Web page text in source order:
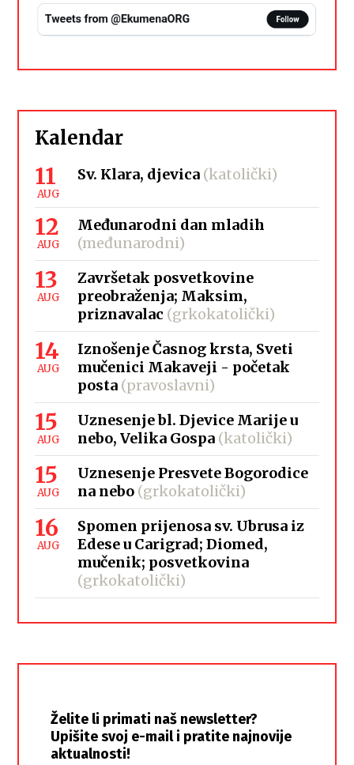
Kalendar
11
AUG
Sv. Klara, djevica (katolički)
12
AUG
Međunarodni dan mladih
(međunarodni)
13
AUG
Završetak posvetkovine
preobraženja; Maksim,
priznavalac (grkokatolički)
14
AUG
Iznošenje Časnog krsta, Sveti
mučenici Makaveji - početak
posta (pravoslavni)
15
AUG
Uznesenje bl. Djevice Marije u
nebo, Velika Gospa (katolički)
15
AUG
Uznesenje Presvete Bogorodice
na nebo (grkokatolički)
16
AUG
Spomen prijenosa sv. Ubrusa iz
Edese u Carigrad; Diomed,
mučenik; posvetkovina
(grkokatolički)
Želite li primati naš newsletter?
Upišite svoj e-mail i pratite najnovije
aktualnosti!